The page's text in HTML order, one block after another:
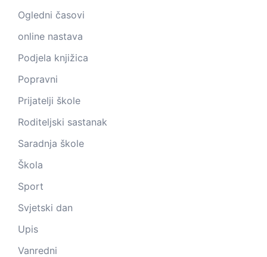
Ogledni časovi
online nastava
Podjela knjižica
Popravni
Prijatelji škole
Roditeljski sastanak
Saradnja škole
Škola
Sport
Svjetski dan
Upis
Vanredni